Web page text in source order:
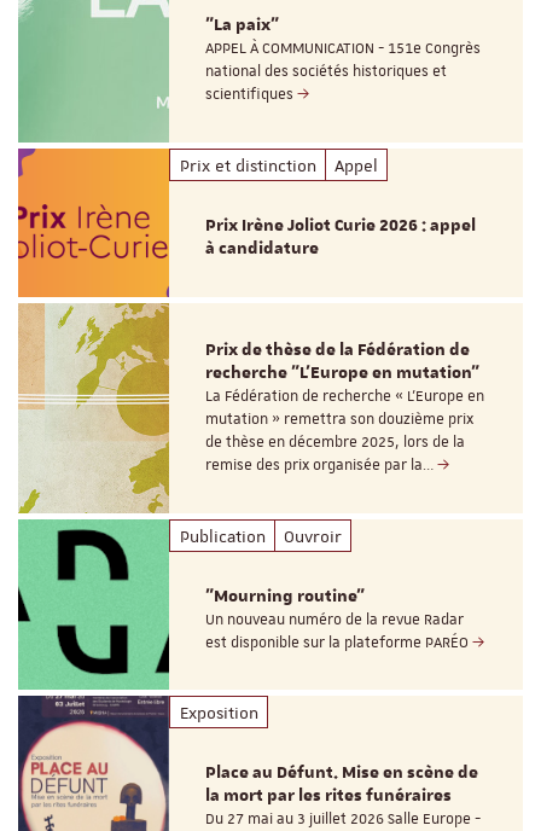
"La paix"
APPEL À COMMUNICATION - 151e Congrès
national des sociétés historiques et
scientifiques
Prix et distinction Appel
Prix Irène Joliot Curie 2026 : appel
à candidature
Prix de thèse de la Fédération de
recherche "L’Europe en mutation"
La Fédération de recherche « L’Europe en
mutation » remettra son douzième prix
de thèse en décembre 2025, lors de la
remise des prix organisée par la…
Publication Ouvroir
"Mourning routine"
Un nouveau numéro de la revue Radar
est disponible sur la plateforme PARÉO
Exposition
Place au Défunt. Mise en scène de
la mort par les rites funéraires
Du 27 mai au 3 juillet 2026 Salle Europe -